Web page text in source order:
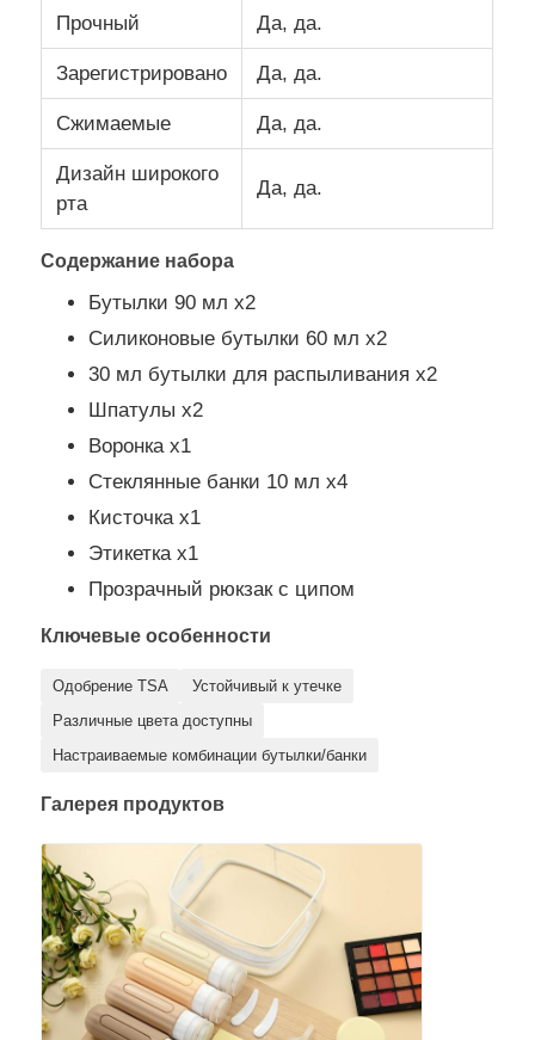
Прочный Да, да.
Зарегистрировано Да, да.
Сжимаемые Да, да.
Дизайн широкого
рта
Да, да.
Содержание набора
Бутылки 90 мл х2
Силиконовые бутылки 60 мл x2
30 мл бутылки для распыливания х2
Шпатулы x2
Воронка x1
Стеклянные банки 10 мл x4
Кисточка x1
Этикетка x1
Прозрачный рюкзак с ципом
Ключевые особенности
Одобрение TSA
Устойчивый к утечке
Различные цвета доступны
Настраиваемые комбинации бутылки/банки
Галерея продуктов